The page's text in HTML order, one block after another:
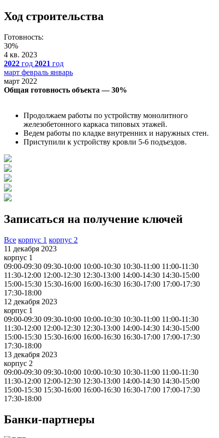
Ход строительства
Готовность:
30%
4 кв. 2023
2022 год 2021 год
март февраль январь
март 2022
Общая готовность объекта — 30%
Продолжаем работы по устройству монолитного
железобетонного каркаса типовых этажей.
Ведем работы по кладке внутренних и наружных стен.
Приступили к устройству кровли 5-6 подъездов.
Записаться на получение ключей
Все корпус 1 корпус 2
11 декабря 2023
корпус 1
09:00-09:30 09:30-10:00 10:00-10:30 10:30-11:00 11:00-11:30
11:30-12:00 12:00-12:30 12:30-13:00 14:00-14:30 14:30-15:00
15:00-15:30 15:30-16:00 16:00-16:30 16:30-17:00 17:00-17:30
17:30-18:00
12 декабря 2023
корпус 1
09:00-09:30 09:30-10:00 10:00-10:30 10:30-11:00 11:00-11:30
11:30-12:00 12:00-12:30 12:30-13:00 14:00-14:30 14:30-15:00
15:00-15:30 15:30-16:00 16:00-16:30 16:30-17:00 17:00-17:30
17:30-18:00
13 декабря 2023
корпус 2
09:00-09:30 09:30-10:00 10:00-10:30 10:30-11:00 11:00-11:30
11:30-12:00 12:00-12:30 12:30-13:00 14:00-14:30 14:30-15:00
15:00-15:30 15:30-16:00 16:00-16:30 16:30-17:00 17:00-17:30
17:30-18:00
Банки-партнеры